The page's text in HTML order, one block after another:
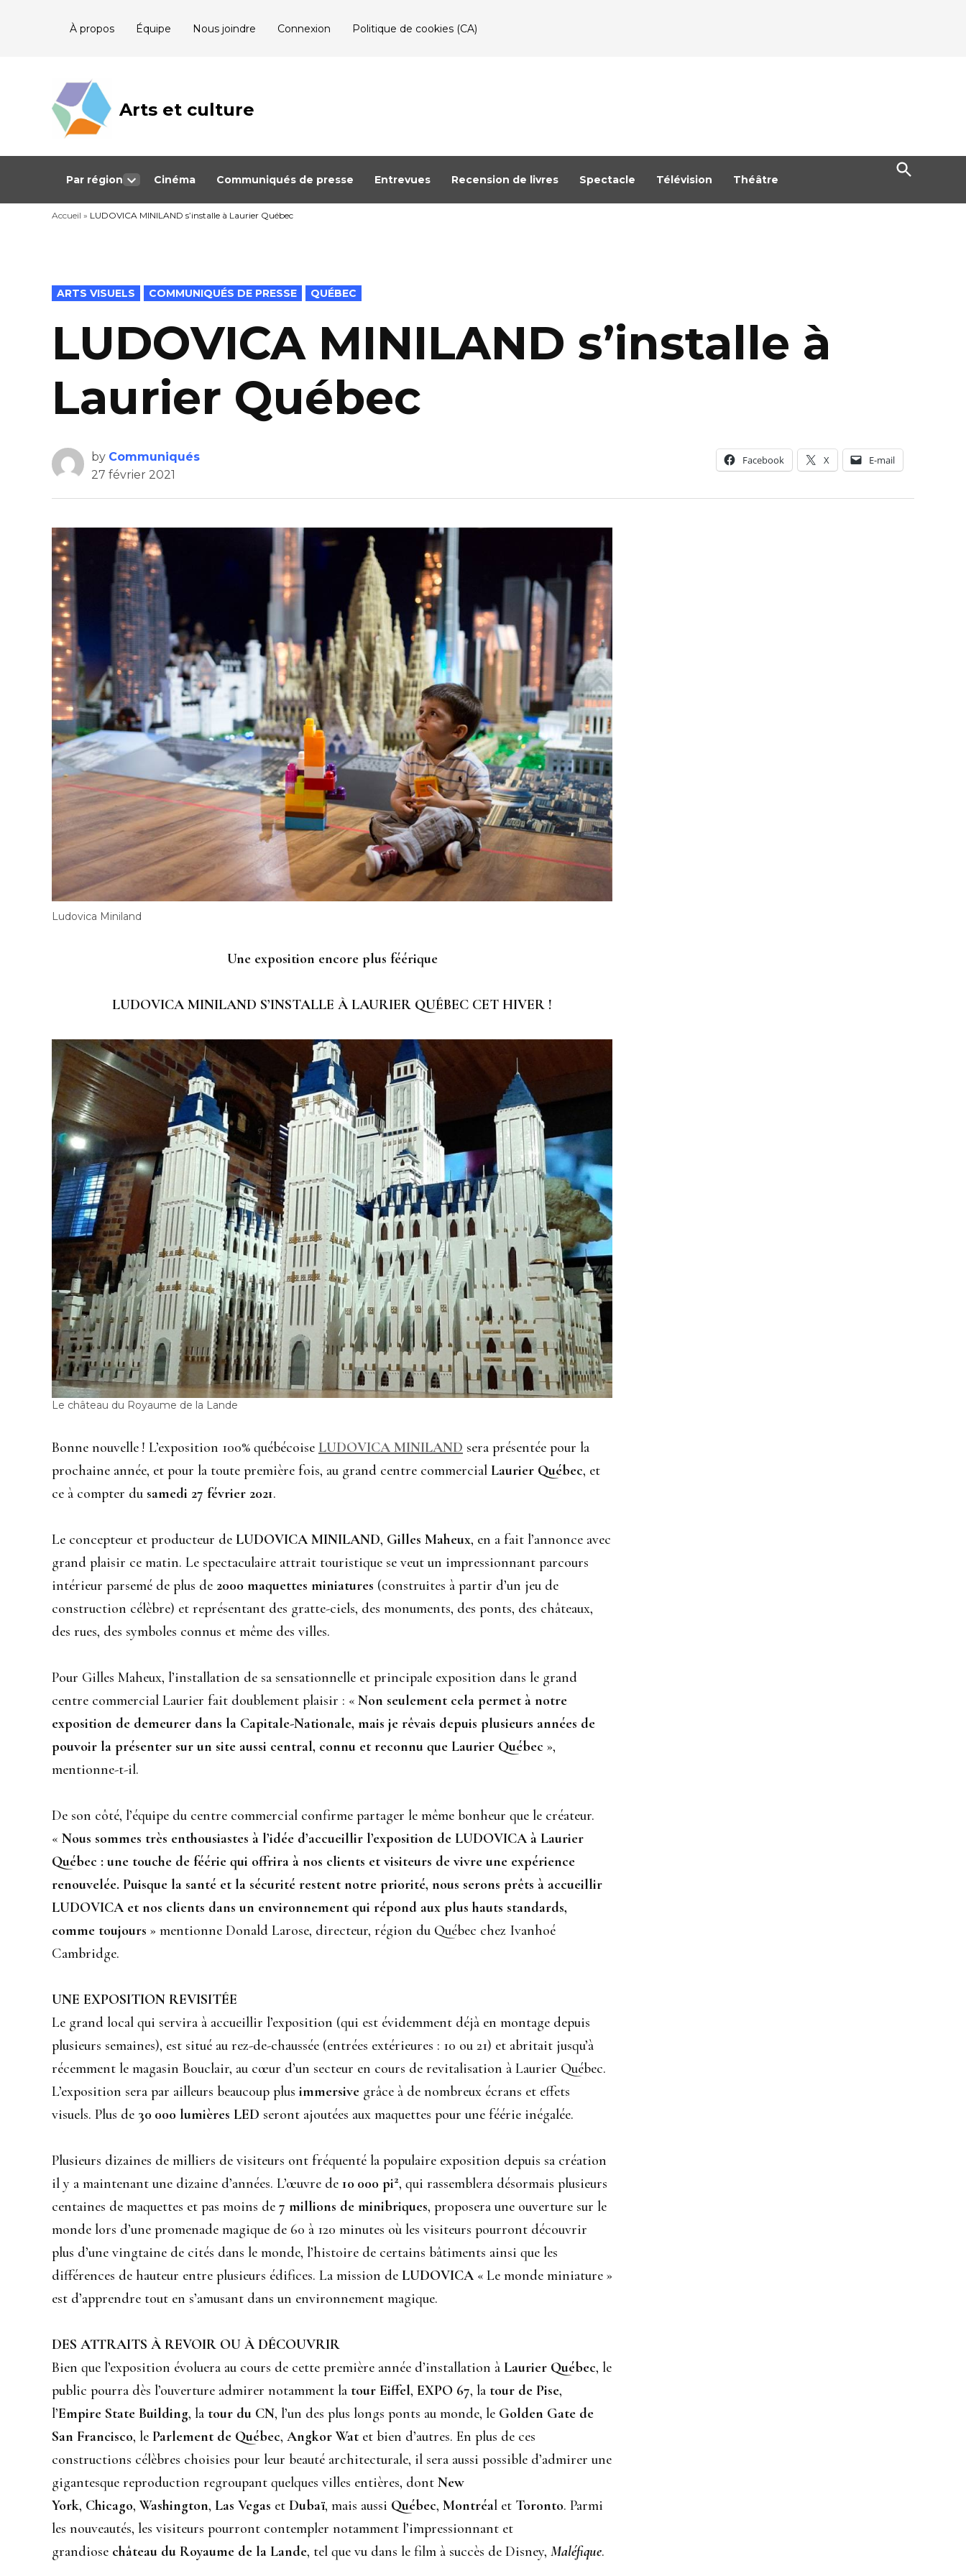
À propos Équipe Nous joindre Connexion Politique de cookies (CA)
Arts et culture
Journalisme
Québec
Par région
dropdown
menu
Cinéma Communiqués de presse Entrevues Recension de livres Spectacle Télévision Théâtre
Open
Search
Accueil » LUDOVICA MINILAND s’installe à Laurier Québec
POSTED
IN
ARTS VISUELS COMMUNIQUÉS DE PRESSE QUÉBEC
LUDOVICA MINILAND s’installe à
Laurier Québec
by Communiqués
27 février 2021
Facebook X E-mail
Ludovica Miniland
Une exposition encore plus féérique
LUDOVICA MINILAND S’INSTALLE À LAURIER QUÉBEC CET HIVER !
Le château du Royaume de la Lande
Bonne nouvelle ! L’exposition 100% québécoise LUDOVICA MINILAND sera présentée pour la
prochaine année, et pour la toute première fois, au grand centre commercial Laurier Québec, et
ce à compter du samedi 27 février 2021.
Le concepteur et producteur de LUDOVICA MINILAND, Gilles Maheux, en a fait l’annonce avec
grand plaisir ce matin. Le spectaculaire attrait touristique se veut un impressionnant parcours
intérieur parsemé de plus de 2000 maquettes miniatures (construites à partir d’un jeu de
construction célèbre) et représentant des gratte-ciels, des monuments, des ponts, des châteaux,
des rues, des symboles connus et même des villes.
Pour Gilles Maheux, l’installation de sa sensationnelle et principale exposition dans le grand
centre commercial Laurier fait doublement plaisir : « Non seulement cela permet à notre
exposition de demeurer dans la Capitale-Nationale, mais je rêvais depuis plusieurs années de
pouvoir la présenter sur un site aussi central, connu et reconnu que Laurier Québec »,
mentionne-t-il.
De son côté, l’équipe du centre commercial confirme partager le même bonheur que le créateur.
« Nous sommes très enthousiastes à l’idée d’accueillir l’exposition de LUDOVICA à Laurier
Québec : une touche de féérie qui offrira à nos clients et visiteurs de vivre une expérience
renouvelée. Puisque la santé et la sécurité restent notre priorité, nous serons prêts à accueillir
LUDOVICA et nos clients dans un environnement qui répond aux plus hauts standards,
comme toujours » mentionne Donald Larose, directeur, région du Québec chez Ivanhoé
Cambridge.
UNE EXPOSITION REVISITÉE
Le grand local qui servira à accueillir l’exposition (qui est évidemment déjà en montage depuis
plusieurs semaines), est situé au rez-de-chaussée (entrées extérieures : 10 ou 21) et abritait jusqu’à
récemment le magasin Bouclair, au cœur d’un secteur en cours de revitalisation à Laurier Québec.
L’exposition sera par ailleurs beaucoup plus immersive grâce à de nombreux écrans et effets
visuels. Plus de 30 000 lumières LED seront ajoutées aux maquettes pour une féérie inégalée.
Plusieurs dizaines de milliers de visiteurs ont fréquenté la populaire exposition depuis sa création
il y a maintenant une dizaine d’années. L’œuvre de 10 000 pi2, qui rassemblera désormais plusieurs
centaines de maquettes et pas moins de 7 millions de minibriques, proposera une ouverture sur le
monde lors d’une promenade magique de 60 à 120 minutes où les visiteurs pourront découvrir
plus d’une vingtaine de cités dans le monde, l’histoire de certains bâtiments ainsi que les
différences de hauteur entre plusieurs édifices. La mission de LUDOVICA« Le monde miniature »
est d’apprendre tout en s’amusant dans un environnement magique.
DES ATTRAITS À REVOIR OU À DÉCOUVRIR
Bien que l’exposition évoluera au cours de cette première année d’installation à Laurier Québec, le
public pourra dès l’ouverture admirer notamment la tour Eiffel, EXPO 67, la tour de Pise,
l’Empire State Building, la tour du CN, l’un des plus longs ponts au monde, le Golden Gate de
San Francisco, le Parlement de Québec, Angkor Wat et bien d’autres. En plus de ces
constructions célèbres choisies pour leur beauté architecturale, il sera aussi possible d’admirer une
gigantesque reproduction regroupant quelques villes entières, dont New
York, Chicago,Washington, Las Vegas et Dubaï, mais aussi Québec, Montréal et Toronto. Parmi
les nouveautés, les visiteurs pourront contempler notamment l’impressionnant et
grandiose château du Royaume de la Lande, tel que vu dans le film à succès de Disney, Maléfique.